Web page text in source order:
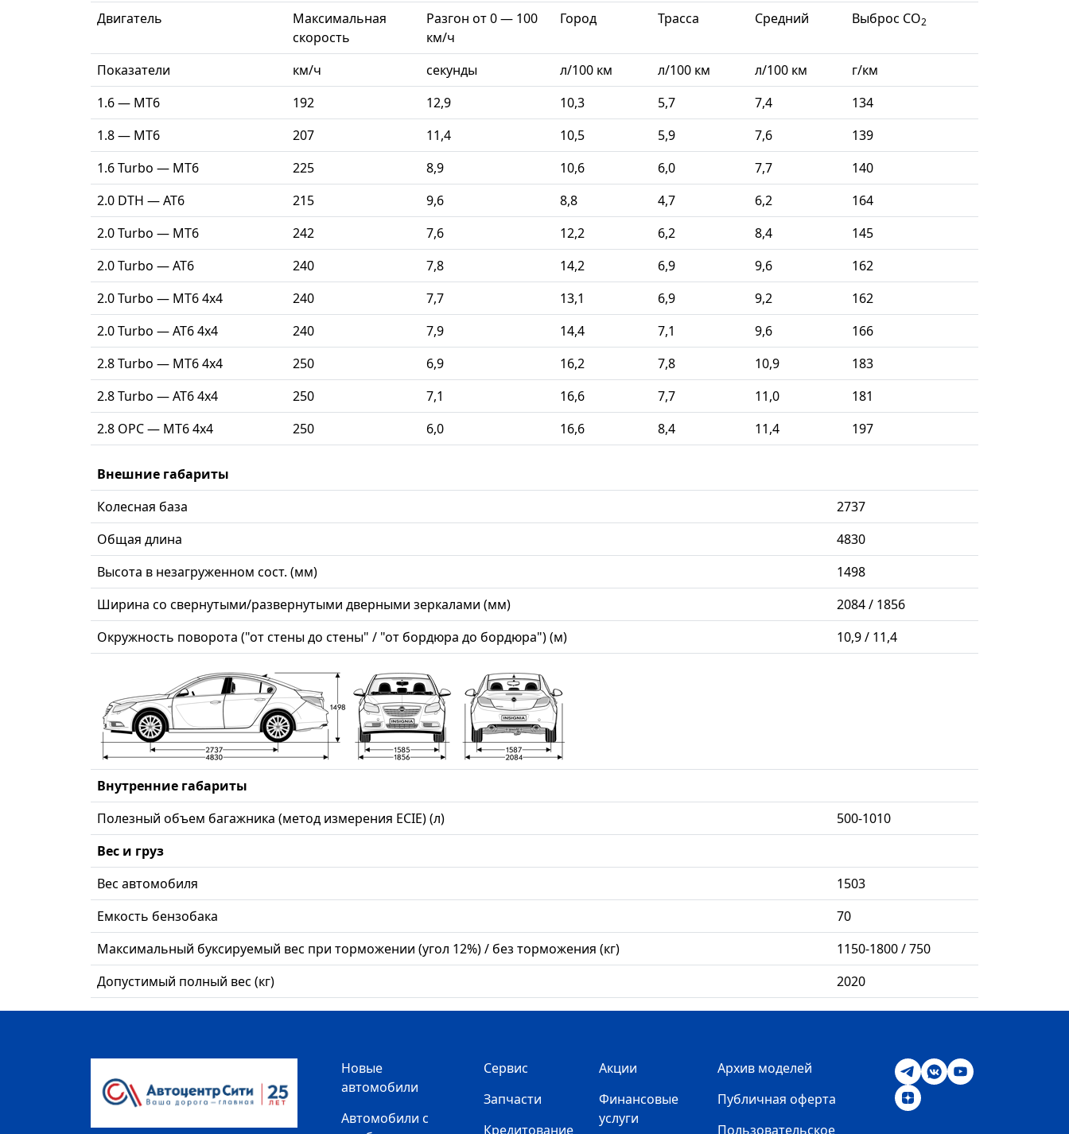
Двигатель
Максимальная
скорость
Разгон от 0 — 100
км/ч
Город Трасса Средний Выброс СО2
Показатели км/ч секунды л/100 км л/100 км л/100 км
г/км
1.6 — MT6
192 12,9 10,3 5,7 7,4
134
1.8 — МТ6
207 11,4 10,5 5,9 7,6
139
1.6 Turbo — MT6
225 8,9 10,6 6,0 7,7
140
2.0 DTH — AT6
215 9,6 8,8 4,7 6,2
164
2.0 Turbo — MТ6
242 7,6 12,2 6,2 8,4
145
2.0 Turbo — AT6
240 7,8 14,2 6,9 9,6
162
2.0 Turbo — MТ6 4x4
240 7,7 13,1 6,9 9,2
162
2.0 Turbo — AT6 4x4
240 7,9 14,4 7,1 9,6
166
2.8 Turbo — MT6 4x4
250 6,9 16,2 7,8 10,9
183
2.8 Turbo — AT6 4x4
250 7,1 16,6 7,7 11,0
181
2.8 OPC — MT6 4x4
250 6,0 16,6 8,4 11,4 197
Внешние габариты
Колесная база
2737
Общая длина
4830
Высота в незагруженном сост. (мм)
1498
Ширина со свернутыми/развернутыми дверными зеркалами (мм)
2084 / 1856
Окружность поворота ("от стены до стены" / "от бордюра до бордюра") (м)
10,9 / 11,4
Внутренние габариты
Полезный объем багажника (метод измерения ECIE) (л)
500-1010
Вес и груз
Вес автомобиля
1503
Емкость бензобака
70
Максимальный буксируемый вес при торможении (угол 12%) / без торможения (кг)
1150-1800 / 750
Допустимый полный вес (кг)
2020
Новые
автомобили
Автомобили с
Сервис
Запчасти
Кредитование
Акции
Финансовые
услуги
Архив моделей
Публичная оферта
Пользовательское